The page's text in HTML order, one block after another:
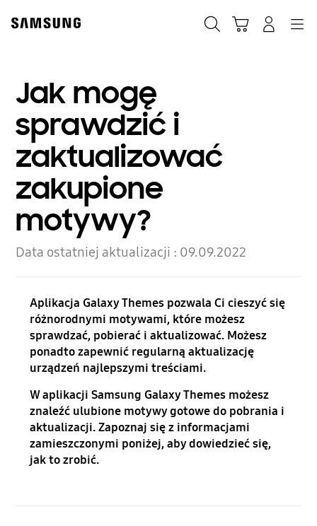
content
Jak mogę
sprawdzić i
zaktualizować
zakupione
motywy?
Data ostatniej aktualizacji : 09.09.2022
Aplikacja Galaxy Themes pozwala Ci cieszyć się
różnorodnymi motywami, które możesz
sprawdzać, pobierać i aktualizować. Możesz
ponadto zapewnić regularną aktualizację
urządzeń najlepszymi treściami.
W aplikacji Samsung Galaxy Themes możesz
znaleźć ulubione motywy gotowe do pobrania i
aktualizacji. Zapoznaj się z informacjami
zamieszczonymi poniżej, aby dowiedzieć się,
jak to zrobić.